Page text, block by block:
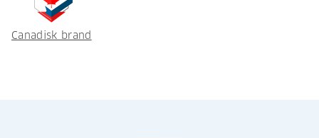
Canadisk brand